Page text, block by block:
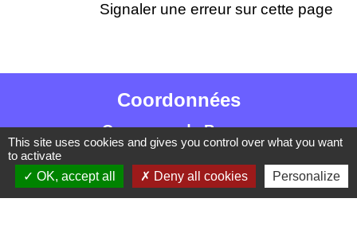
Signaler une erreur sur cette page
Coordonnées
Commune de Barzan
5 Route de la Treille
17120 Barzan - FRANCE
+33 5 46 90 42 80
This site uses cookies and gives you control over what you want
to activate
OK, accept all
Deny all cookies Personalize